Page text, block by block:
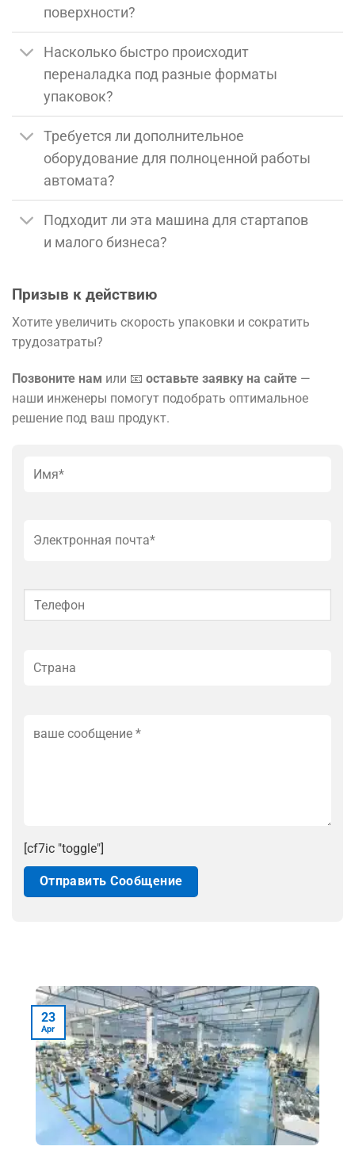
поверхности?
Насколько быстро происходит
переналадка под разные форматы
упаковок?
Требуется ли дополнительное
оборудование для полноценной работы
автомата?
Подходит ли эта машина для стартапов
и малого бизнеса?
Призыв к действию
Хотите увеличить скорость упаковки и сократить
трудозатраты?
Позвоните нам или 📧 оставьте заявку на сайте —
наши инженеры помогут подобрать оптимальное
решение под ваш продукт.
[cf7ic "toggle"]
23
Apr